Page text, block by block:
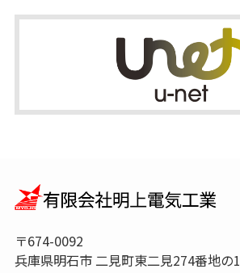
〒674-0092
兵庫県明石市 二見町東二見274番地の1